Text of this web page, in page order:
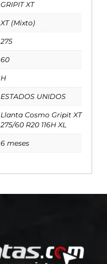
GRIPIT XT
XT (Mixto)
275
60
H
ESTADOS UNIDOS
Llanta Cosmo Gripit XT
275/60 R20 116H XL
6 meses